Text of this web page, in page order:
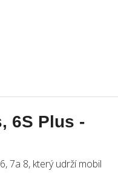
6S Plus -
7a 8, který udrží mobil